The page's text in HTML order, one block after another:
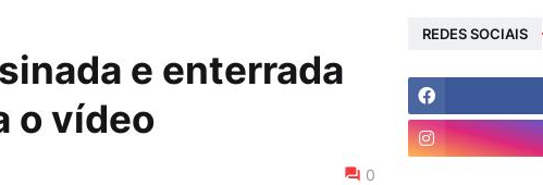
e enterrada
o vídeo
0
REDES SOCIAIS